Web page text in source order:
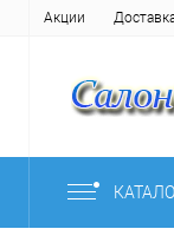
Акции